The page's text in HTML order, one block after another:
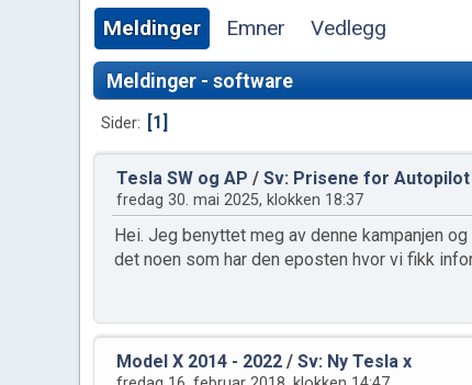
Meldinger Emner Vedlegg
Meldinger - software
Sider 1
Tesla SW og AP / Sv: Prisene for
fredag 30. mai 2025, klokken 18:37
Hei. Jeg benyttet meg av denne kampanjen
det noen som har den eposten hvor vi fikk
Model X 2014 - 2022 / Sv: Ny Tesla x